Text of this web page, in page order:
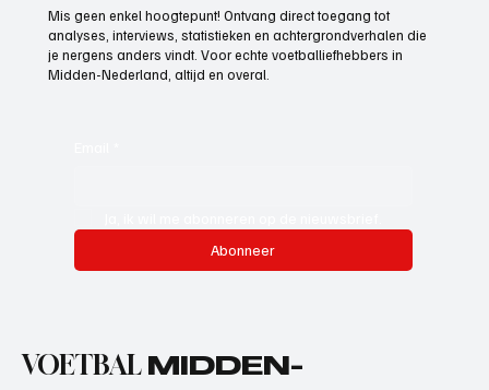
Mis geen enkel hoogtepunt! Ontvang direct toegang tot
analyses, interviews, statistieken en achtergrondverhalen die
je nergens anders vindt. Voor echte voetballiefhebbers in
Midden-Nederland, altijd en overal.
Abonneer
VOETBAL MIDDEN-